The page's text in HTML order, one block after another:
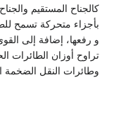
كالجناح المستقيم
بأجزاء متحركة تسمح
و رفعها، إضافة إلى
وطائرات النقل الضخمة